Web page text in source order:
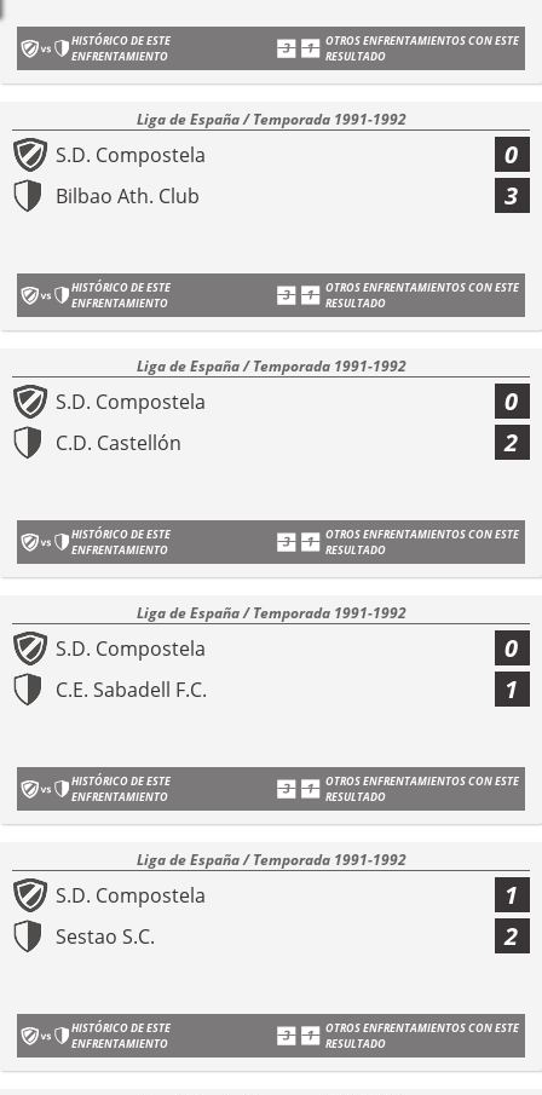
HISTÓRICO DE ESTE
ENFRENTAMIENTO
OTROS ENFRENTAMIENTOS CON ESTE
RESULTADO
Liga de España / Temporada 1991-1992
S.D. Compostela 0
Bilbao Ath. Club 3
HISTÓRICO DE ESTE
ENFRENTAMIENTO
OTROS ENFRENTAMIENTOS CON ESTE
RESULTADO
Liga de España / Temporada 1991-1992
S.D. Compostela 0
C.D. Castellón 2
HISTÓRICO DE ESTE
ENFRENTAMIENTO
OTROS ENFRENTAMIENTOS CON ESTE
RESULTADO
Liga de España / Temporada 1991-1992
S.D. Compostela 0
C.E. Sabadell F.C. 1
HISTÓRICO DE ESTE
ENFRENTAMIENTO
OTROS ENFRENTAMIENTOS CON ESTE
RESULTADO
Liga de España / Temporada 1991-1992
S.D. Compostela 1
Sestao S.C. 2
HISTÓRICO DE ESTE
ENFRENTAMIENTO
OTROS ENFRENTAMIENTOS CON ESTE
RESULTADO